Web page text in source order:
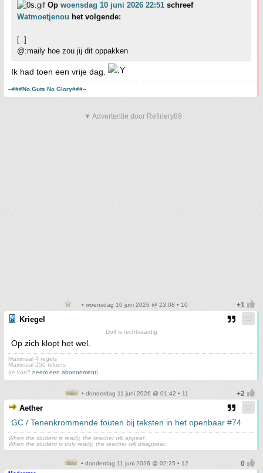
Op woensdag 10 juni 2026 22:51 schreef
Watmoetjenou het volgende:
[..]
@:maily hoe zou jij dit oppakken
Ik had toen een vrije dag.
--###No Guts No Glory###--
▼ Advertentie door Refinery89
• woensdag 10 juni 2026 @ 23:08 • 10
Kriegel
Dolf is rechtvaardig
Op zich klopt het wel.
Maximaal 4 regels
Maximaal 250 tekens
(te kort? neem een abonnement)
• donderdag 11 juni 2026 @ 01:42 • 11
Aether
GC / Tenenkrommende fouten bij teksten in het openbaar #74
When the student is ready, the teacher will appear.
When the student is truly ready, the teacher will disappear.
• donderdag 11 juni 2026 @ 02:25 • 12